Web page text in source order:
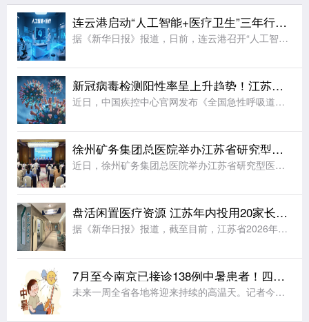
连云港启动“人工智能+医疗卫生”三年行动计划
据《新华日报》报道，日前，连云港召开“人工智能+医疗卫生”路演会，正式启动“人工智能+医疗卫生”三年行动计划(2026—2028年)。计划立足当地医疗发展实际，围绕8个类别打造“小巧灵”应用场景，梳理
新冠病毒检测阳性率呈上升趋势！江苏疾控发出提醒
近日，中国疾控中心官网发布《全国急性呼吸道传染病哨点监测情况(2026年第30周，7月20日-26日)》：近期，新型冠状病毒检测阳性率持续走高，疫情整体处于中等流行水平。具体来说，在哨点医院门急诊流感
徐州矿务集团总医院举办江苏省研究型医学会眩晕专业委员会第七次学术会议
近日，徐州矿务集团总医院举办江苏省研究型医院学会眩晕专业委员会第七次学术会议。北京大学第一医院神经内科主任医师、教授，中国老年医学学会眩晕、前庭医学分会会长杨旭;徐州矿务集团总医院院长荣良群;天津市第
盘活闲置医疗资源 江苏年内投用20家长护专区
据《新华日报》报道，截至目前，江苏省2026年民生实事项目——新增20家基层医疗卫生机构长期护理专区，已有12家通过验收并投入使用，其余8家完成基础设施改造，预计9月底前全部建成。今年初，江苏省卫生健
7月至今南京已接诊138例中暑患者！四类高发人群要警惕
未来一周全省各地将迎来持续的高温天。记者今天从南京市急救中心获悉，7月1日-7月27日中心共接到138例中暑求救的患者，市民要加强防暑莫大意。高温季120中暑求助量会呈显著上涨趋势，气温超35℃后接诊